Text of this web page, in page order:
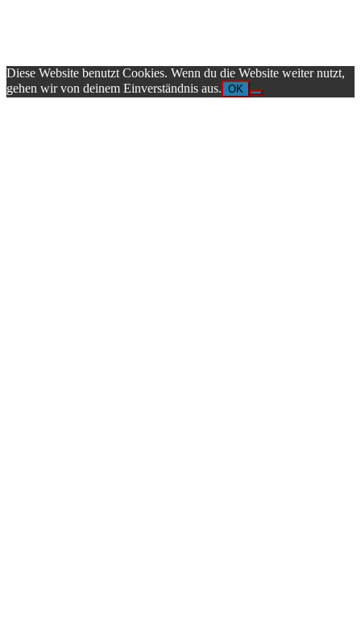
Diese Website benutzt Cookies. Wenn du die Website weiter nutzt,
gehen wir von deinem Einverständnis aus. OK